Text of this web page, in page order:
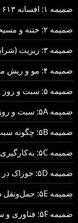
ضمیمه ۱: افسانه ۶۱۳ احکام
ضمیمه ۲: ختنه و مسیحی
ضمیمه ۳: زیزیت (شرابه‌ها، ریشه‌ها، بندها)
ضمیمه ۴: مو و ریش مسیحی
ضمیمه ۵: سبت و روز رفتن به کلیسا، دو چیز متفاوت
ضمیمه ۵A: سبت و روز رفتن به کلیسا، دو چیز متفاوت
ضمیمه ۵B: چگونه سبت را در دوران معاصر رعایت کنیم
ضمیمه ۵C: به‌کارگیری اصول سبت در زندگی روزمره
ضمیمه ۵D: خوراک در روز سبت — راهنمای عملی
ضمیمه ۵E: حمل‌ونقل در روز سبت
ضمیمه ۵F: فناوری و سرگرمی در روز سبت